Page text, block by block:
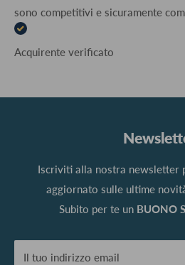
sono competitivi e sicuramente
Acquirente verificato
Iscriviti alla nostra newsletter
aggiornato sulle ultime
Subito per te un BUONO
Il tuo indirizzo email